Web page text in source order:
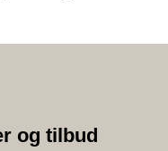
og tilbud